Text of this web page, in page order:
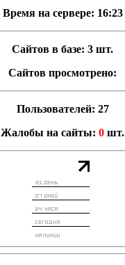
Время на сервере: 16:23
Сайтов в базе: 3 шт.
Сайтов просмотрено:
Пользователей: 27
Жалобы на сайты: 0 шт.